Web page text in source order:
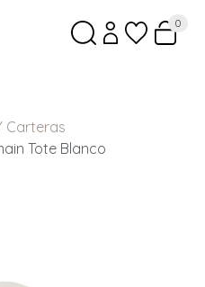
0
Carteras
Tote Blanco